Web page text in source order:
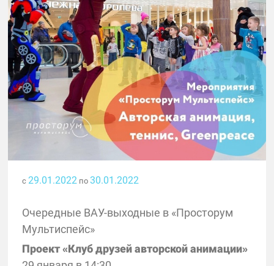
с 29.01.2022 по 30.01.2022
Очередные ВАУ-выходные в «Просторум
Мультиспейс»
Проект «Клуб друзей авторской анимации»